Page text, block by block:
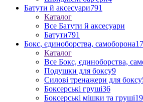
Батути й аксесуари791
Каталог
Все Батути й аксесуари
Батути791
Бокс, єдиноборства, самоборона
Каталог
Все Бокс, єдиноборства,
Подушки для боксу9
Силові тренажери для боксу
Боксерські груші36
Боксерські мішки та груші